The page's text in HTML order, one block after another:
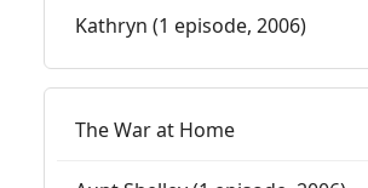
Kathryn (1 episode, 2006)
The War at Home